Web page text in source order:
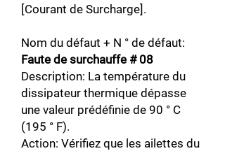
[Courant de Surcharge].
Nom du défaut + N ° de défaut:
Faute de surchauffe # 08
Description: La température du
dissipateur thermique dépasse
une valeur prédéfinie de 90 ° C
(195 ° F).
Action: Vérifiez que les ailettes du